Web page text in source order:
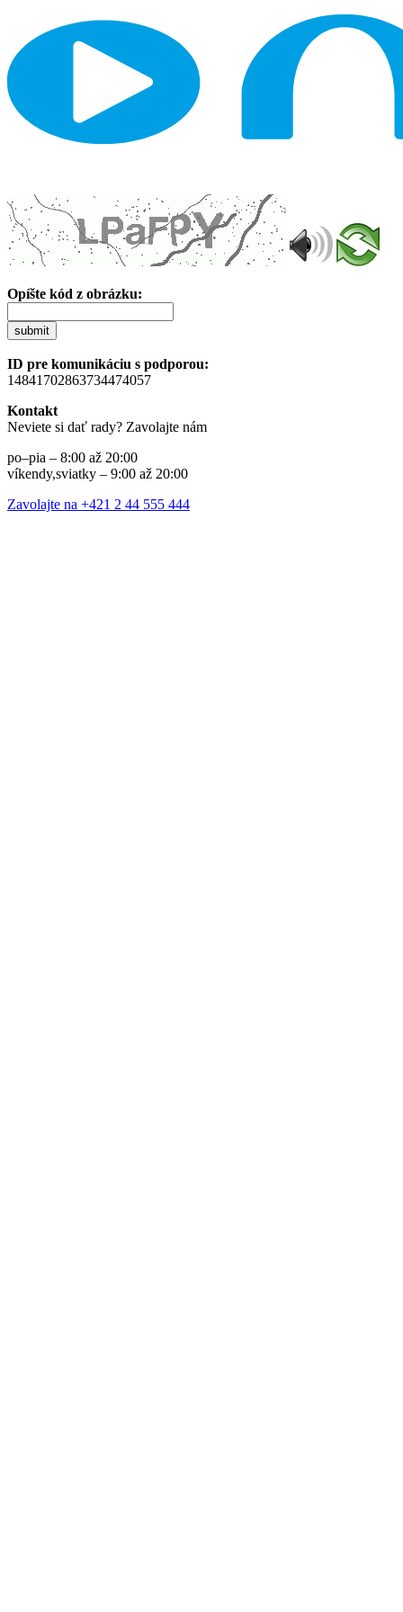
Opíšte kód z obrázku:
submit
ID pre komunikáciu s podporou:
14841702863734474057
Kontakt
Neviete si dať rady? Zavolajte nám
po–pia – 8:00 až 20:00
víkendy,sviatky – 9:00 až 20:00
Zavolajte na +421 2 44 555 444